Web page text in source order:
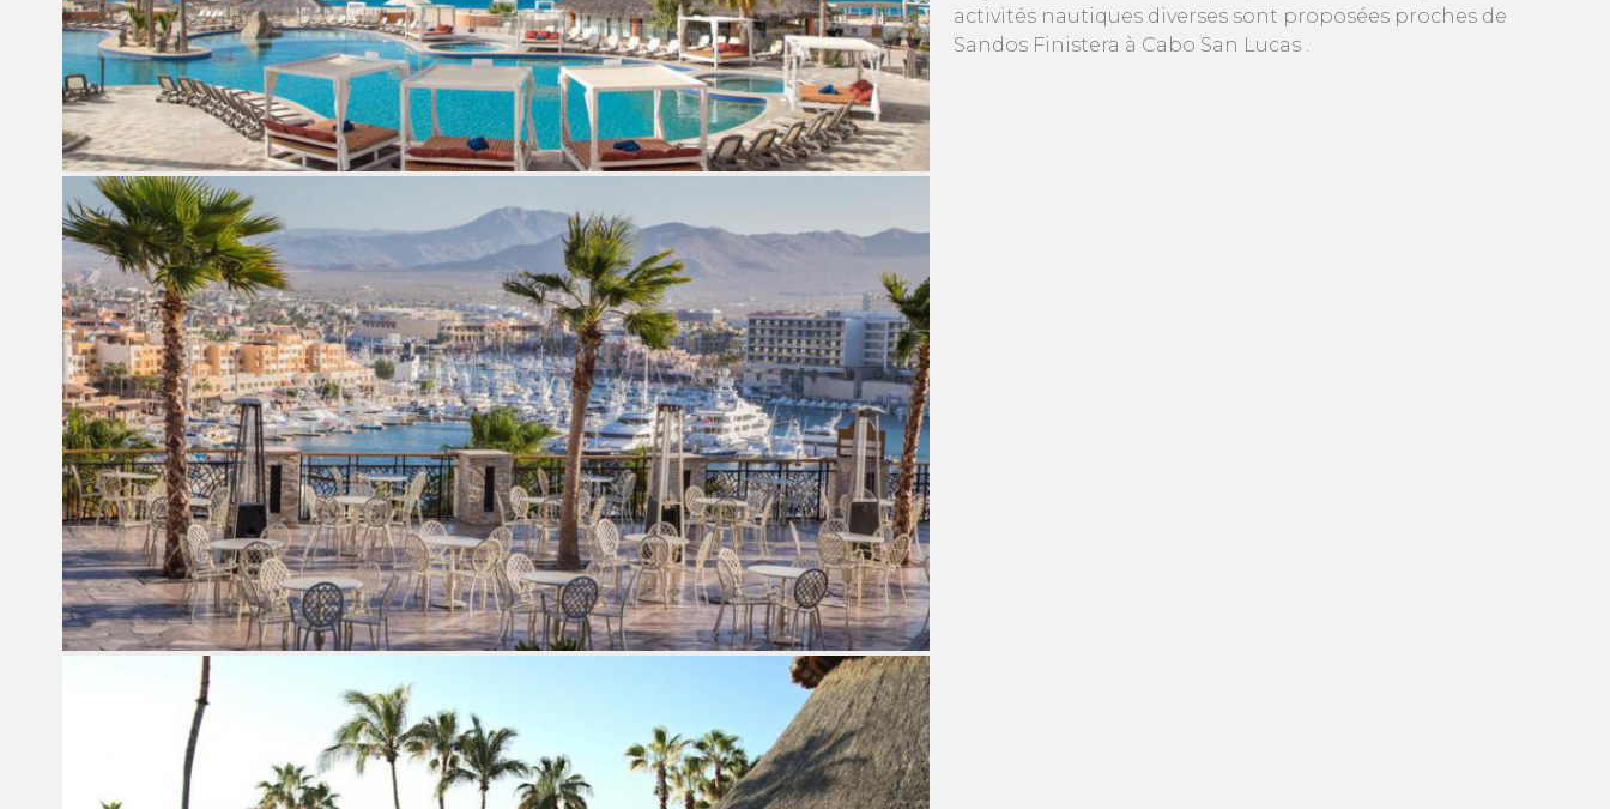
activités nautiques diverses sont proposées proches de
Sandos Finistera à Cabo San Lucas .